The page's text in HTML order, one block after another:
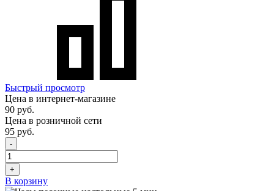
Быстрый просмотр
Цена в интернет-магазине
90 руб.
Цена в розничной сети
95 руб.
-
+
В корзину